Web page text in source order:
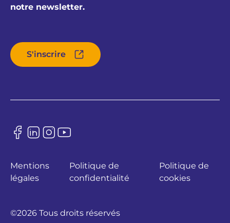
notre newsletter.
S'inscrire
©2026 Tous droits réservés
Mentions
légales
Politique de
confidentialité
Politique de
cookies